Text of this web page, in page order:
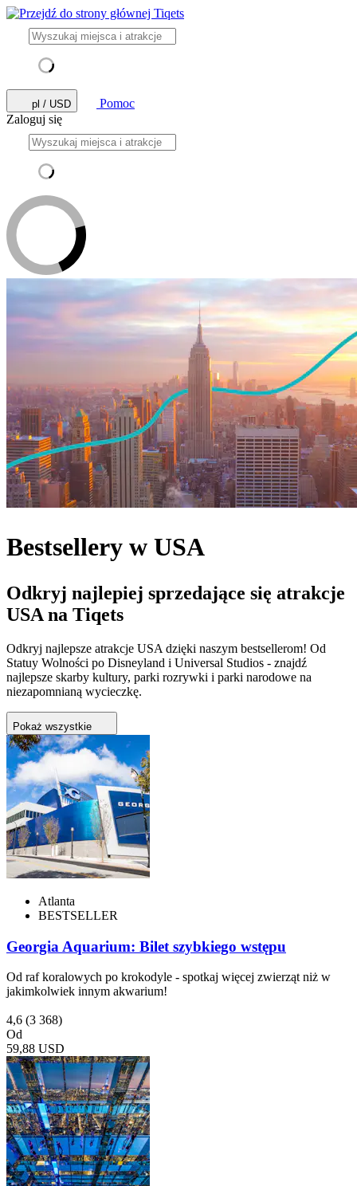
pl / USD
Pomoc
Zaloguj się
Bestsellery w USA
Odkryj najlepiej sprzedające się atrakcje
USA na Tiqets
Odkryj najlepsze atrakcje USA dzięki naszym bestsellerom! Od
Statuy Wolności po Disneyland i Universal Studios - znajdź
najlepsze skarby kultury, parki rozrywki i parki narodowe na
niezapomnianą wycieczkę.
Pokaż wszystkie
Atlanta
BESTSELLER
Georgia Aquarium: Bilet szybkiego wstępu
Od raf koralowych po krokodyle - spotkaj więcej zwierząt niż w
jakimkolwiek innym akwarium!
4,6 (3 368)
Od
59,88 USD